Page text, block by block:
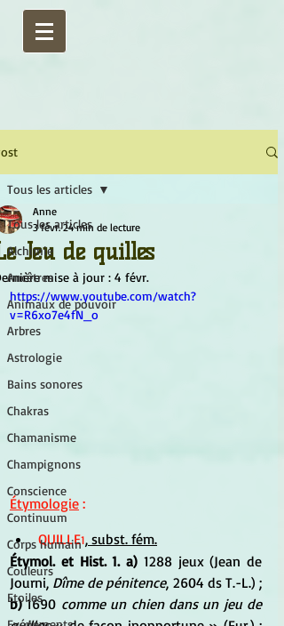
Tous les articles
Alchimie
Ancêtres
Animaux de pouvoir
Arbres
Astrologie
Bains sonores
Chakras
Chamanisme
Champignons
Conscience
Continuum
Corps humain
Couleurs
Etoiles
Tous les articles
Jeu de quilles
Anne
3 févr. 24 min de lecture
mise à jour : 4 févr.
https://www.youtube.com/watch?
v=R6xo7e4fN_o
Étymologie :
QUILLE1, subst. fém.
Étymol. et Hist. 1. a) 1288 jeux (Jean de
Journi, Dîme de pénitence
b) 1690 comme un chien dans un jeu de